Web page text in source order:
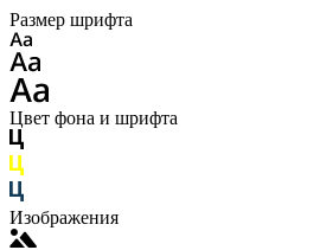
Размер шрифта
Цвет фона и шрифта
Изображения